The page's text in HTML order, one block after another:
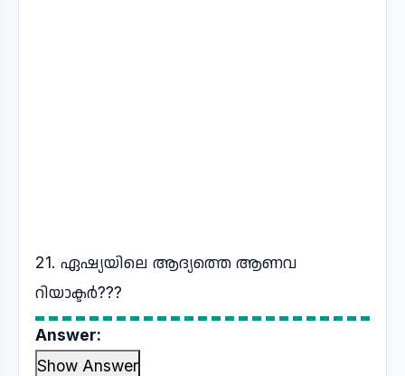
21. ഏഷ്യയിലെ ആദ്യത്തെ ആണവ
റിയാക്ടർ???
Answer:
Show Answer